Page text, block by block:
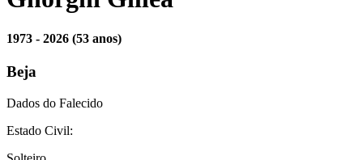
1973 - 2026 (53 anos)
Beja
Dados do Falecido
Estado Civil: